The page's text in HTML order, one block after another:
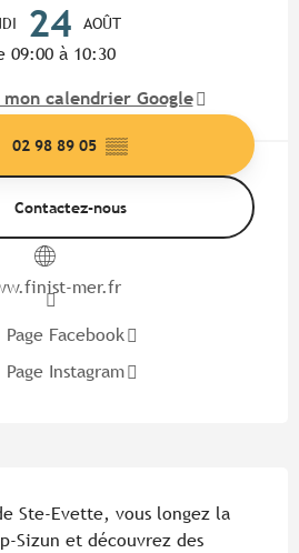
24 AOÛT
09:00 à 10:30
calendrier Google
02 98 89 05 ▒▒
Contactez-nous
mer.fr
Page Facebook
Page Instagram
Ste-Evette, vous longez la
Sizun et découvrez des